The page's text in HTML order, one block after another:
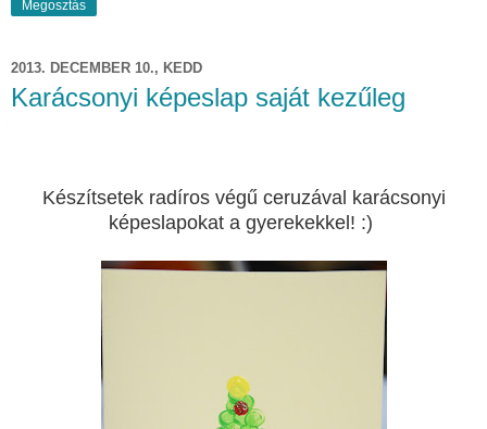
Megosztás
2013. DECEMBER 10., KEDD
Karácsonyi képeslap saját kezűleg
Készítsetek radíros végű ceruzával karácsonyi
képeslapokat a gyerekekkel! :)